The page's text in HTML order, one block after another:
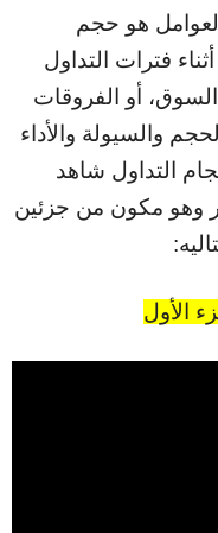
هو حجم
فترات التداول
أو الفروقات
والسيولة والأداء
التداول شاهد
وهو مكون من جزئين
الأول